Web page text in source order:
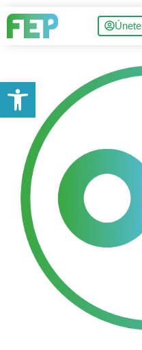
Únete
Abrir barra de herramientas